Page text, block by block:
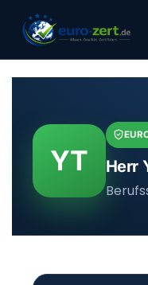
Inhalt
springen
YT Herr